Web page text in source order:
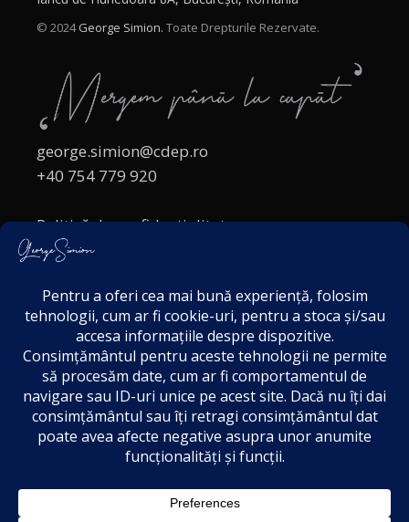
© 2024George Simion. Toate Drepturile Rezervate.
george.simion@cdep.ro
+40 754 779 920
Politică de confidențialitate
Politica cookies
Acordul de markting
Disclaimer